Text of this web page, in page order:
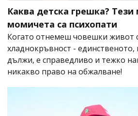
Каква детска грешка?
момичета са психопати
Когато отнемеш човешки живот
хладнокръвност -
дължи, е справедливо и тежко
никакво право на обжалване!